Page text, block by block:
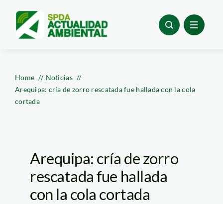
content
Home
Noticias
Arequipa: cría de zorro rescatada fue hallada con la cola
cortada
Arequipa: cría de zorro
rescatada fue hallada
con la cola cortada